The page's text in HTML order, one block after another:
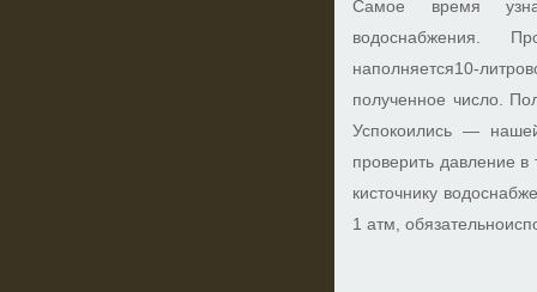
Самое время
водоснабжения.
наполняется10-
полученное число.
Успокоились —
проверить давление
кисточнику
1 атм,